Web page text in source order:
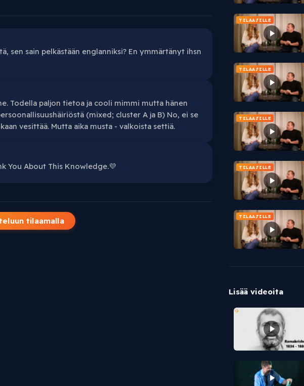
sen sain pelkästään englanniksi? En ymmärtänyt ihsn
Todella paljon tietoa ja cooli mimmi mutta hänen
(mixed; cluster A ja B) No, ei se
vesittää. Mutta aika musta - valkoista settiä.
You About This Knowledge.💜
tilaamalla
TILAAJILLE
TILAAJILLE
TILAAJILLE
TILAAJILLE
TILAAJILLE
Lisää videoita